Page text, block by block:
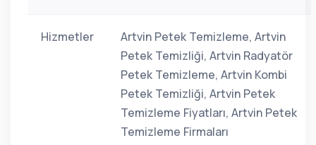
Hizmetler
Artvin Petek Temizleme, Artvin
Petek Temizliği, Artvin Radyatör
Petek Temizleme, Artvin Kombi
Petek Temizliği, Artvin Petek
Temizleme Fiyatları, Artvin Petek
Temizleme Firmaları